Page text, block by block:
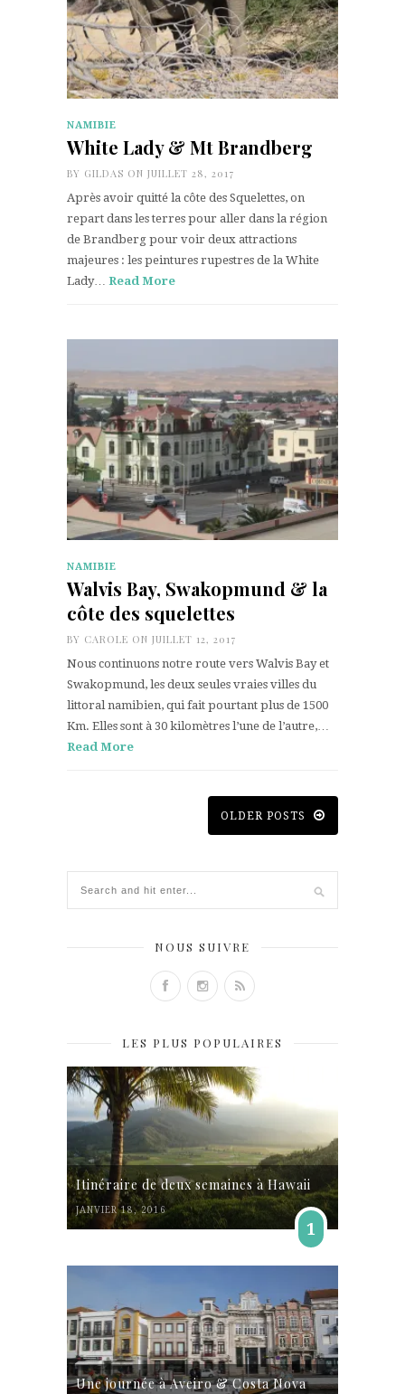
NAMIBIE
White Lady & Mt Brandberg
BY GILDAS ON JUILLET 28, 2017
Après avoir quitté la côte des Squelettes, on
repart dans les terres pour aller dans la région
de Brandberg pour voir deux attractions
majeures : les peintures rupestres de la White
Lady… Read More
NAMIBIE
Walvis Bay, Swakopmund & la
côte des squelettes
BY CAROLE ON JUILLET 12, 2017
Nous continuons notre route vers Walvis Bay et
Swakopmund, les deux seules vraies villes du
littoral namibien, qui fait pourtant plus de 1500
Km. Elles sont à 30 kilomètres l’une de l’autre,…
Read More
OLDER POSTS
NOUS SUIVRE
LES PLUS POPULAIRES
Itinéraire de deux semaines à Hawaii
JANVIER 18, 2016
1
Une journée à Aveiro & Costa Nova